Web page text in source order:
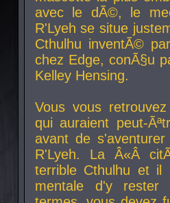
avec le dÃ©, le
R'Lyeh se situe
Cthulhu inventÃ©
chez Edge, conÃ§u
Kelley Hensing.
Vous vous
qui auraient peut-
avant de
R'Lyeh. La Â«Â
terrible Cthulhu et
mentale d'y rester